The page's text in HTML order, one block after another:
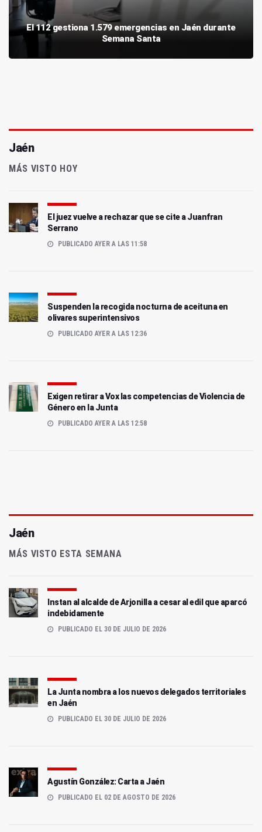
El 112 gestiona 1.579 emergencias en Jaén durante
Semana Santa
Jaén
MÁS VISTO HOY
El juez vuelve a rechazar que se cite a Juanfran
Serrano
PUBLICADO AYER A LAS 11:58
Suspenden la recogida nocturna de aceituna en
olivares superintensivos
PUBLICADO AYER A LAS 12:36
Exigen retirar a Vox las competencias de Violencia de
Género en la Junta
PUBLICADO AYER A LAS 12:58
Jaén
MÁS VISTO ESTA SEMANA
Instan al alcalde de Arjonilla a cesar al edil que aparcó
indebidamente
PUBLICADO EL 30 DE JULIO DE 2026
La Junta nombra a los nuevos delegados territoriales
en Jaén
PUBLICADO EL 30 DE JULIO DE 2026
Agustín González: Carta a Jaén
PUBLICADO EL 02 DE AGOSTO DE 2026